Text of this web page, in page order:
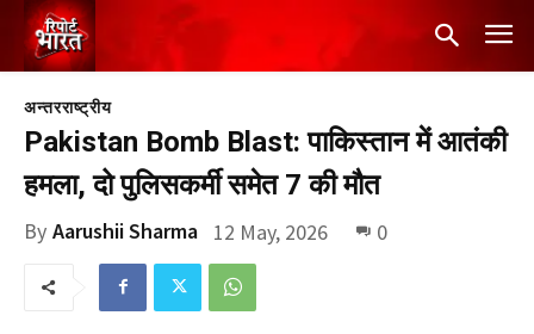
अन्तरराष्ट्रीय
Pakistan Bomb Blast: पाकिस्तान में आतंकी
हमला, दो पुलिसकर्मी समेत 7 की मौत
By Aarushii Sharma 12 May, 2026 0